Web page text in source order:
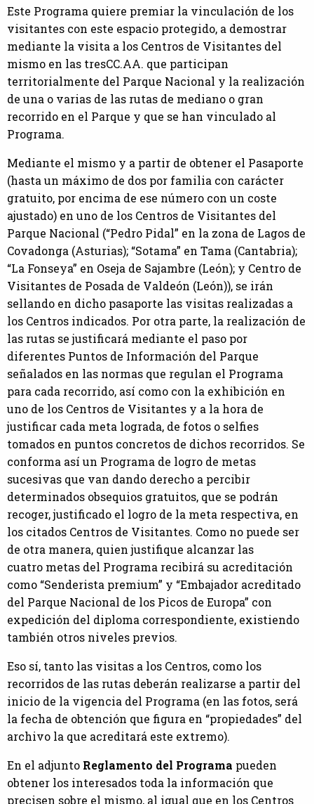
Este Programa quiere premiar la vinculación de los
visitantes con este espacio protegido, a demostrar
mediante la visita a los Centros de Visitantes del
mismo en las tresCC.AA. que participan
territorialmente del Parque Nacional y la realización
de una o varias de las rutas de mediano o gran
recorrido en el Parque y que se han vinculado al
Programa.
Mediante el mismo y a partir de obtener el Pasaporte
(hasta un máximo de dos por familia con carácter
gratuito, por encima de ese número con un coste
ajustado) en uno de los Centros de Visitantes del
Parque Nacional (“Pedro Pidal” en la zona de Lagos de
Covadonga (Asturias); “Sotama” en Tama (Cantabria);
“La Fonseya” en Oseja de Sajambre (León); y Centro de
Visitantes de Posada de Valdeón (León)), se irán
sellando en dicho pasaporte las visitas realizadas a
los Centros indicados. Por otra parte, la realización de
las rutas se justificará mediante el paso por
diferentes Puntos de Información del Parque
señalados en las normas que regulan el Programa
para cada recorrido, así como con la exhibición en
uno de los Centros de Visitantes y a la hora de
justificar cada meta lograda, de fotos o selfies
tomados en puntos concretos de dichos recorridos. Se
conforma así un Programa de logro de metas
sucesivas que van dando derecho a percibir
determinados obsequios gratuitos, que se podrán
recoger, justificado el logro de la meta respectiva, en
los citados Centros de Visitantes. Como no puede ser
de otra manera, quien justifique alcanzar las
cuatro metas del Programa recibirá su acreditación
como “Senderista premium” y “Embajador acreditado
del Parque Nacional de los Picos de Europa” con
expedición del diploma correspondiente, existiendo
también otros niveles previos.
Eso sí, tanto las visitas a los Centros, como los
recorridos de las rutas deberán realizarse a partir del
inicio de la vigencia del Programa (en las fotos, será
la fecha de obtención que figura en “propiedades” del
archivo la que acreditará este extremo).
En el adjunto Reglamento del Programa pueden
obtener los interesados toda la información que
precisen sobre el mismo, al igual que en los Centros